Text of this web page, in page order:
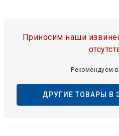
Приносим наши
Рекомендуем
ДРУГИЕ ТОВАРЫ В